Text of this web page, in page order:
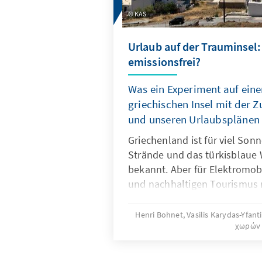
KAS
Urlaub auf der
emissionsfrei?
Was ein Experiment auf
griechischen Insel mit der
und unseren
Griechenland ist für viel
Strände und das türkisblaue
bekannt. Aber für
und nachhaltigen Tourismus
wurde von der griechischen
Volkswagenkonzern für ein
Henri Bohnet, Vasilis Karydas-
χωρών